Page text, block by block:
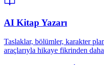
AI Kitap Yazarı
Taslaklar, bölümler, karakter
araçlarıyla hikaye fikrinden